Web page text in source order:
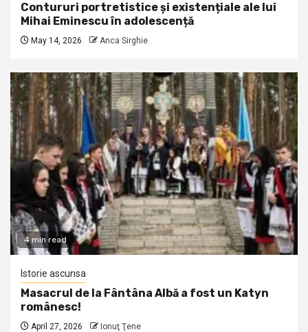
Contururi portretistice și existențiale ale lui
Mihai Eminescu în adolescență
May 14, 2026 Anca Sirghie
4 min read
Istorie ascunsa
Masacrul de la Fântâna Albă a fost un Katyn
românesc!
April 27, 2026 Ionuţ Ţene